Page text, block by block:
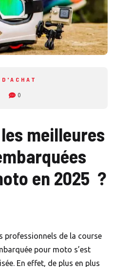
D'ACHAT
0
meilleures
en 2025 ?
professionnels de la course
pour moto s’est
En effet, de plus en plus